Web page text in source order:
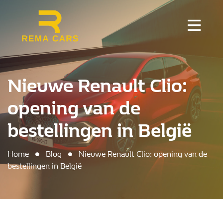
Nieuwe Renault Clio:
opening van de
bestellingen in België
Home Blog
Nieuwe Renault Clio: opening van de
bestellingen in België